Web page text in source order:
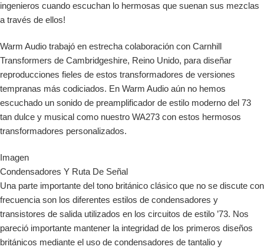
ingenieros cuando escuchan lo hermosas que suenan sus mezclas
a través de ellos!
Warm Audio trabajó en estrecha colaboración con Carnhill
Transformers de Cambridgeshire, Reino Unido, para diseñar
reproducciones fieles de estos transformadores de versiones
tempranas más codiciados. En Warm Audio aún no hemos
escuchado un sonido de preamplificador de estilo moderno del 73
tan dulce y musical como nuestro WA273 con estos hermosos
transformadores personalizados.
Imagen
Condensadores Y Ruta De Señal
Una parte importante del tono británico clásico que no se discute con
frecuencia son los diferentes estilos de condensadores y
transistores de salida utilizados en los circuitos de estilo ’73. Nos
pareció importante mantener la integridad de los primeros diseños
británicos mediante el uso de condensadores de tantalio y